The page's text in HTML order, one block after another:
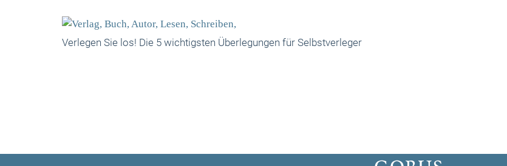
Verlegen Sie los! Die 5 wichtigsten Überlegungen für Selbstverleger